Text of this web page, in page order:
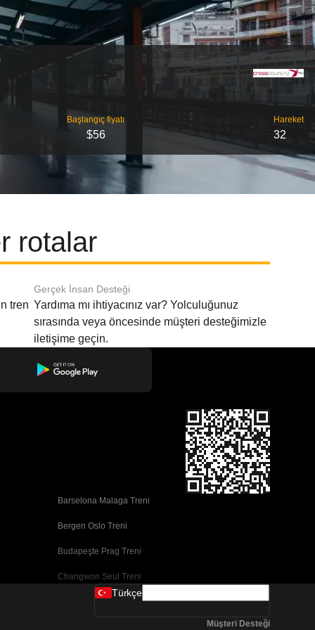
Başlangıç ​​fiyatı
$56
Hareket
32
rotalar
tren
Gerçek İnsan Desteği
Yardıma mı ihtiyacınız var? Yolculuğunuz
sırasında veya öncesinde müşteri desteğimizle
iletişime geçin.
Barselona Malaga Treni
Bergen Oslo Treni
Budapeşte Prag Treni
Changwon Seul Treni
Türkçe
Müşteri Desteği